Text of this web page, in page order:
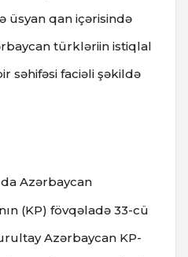
üsyan qan içərisində
türkləriin istiqlal
səhifəsi faciəli şəkildə
Azərbaycan
(KP) fövqəladə 33-cü
Azərbaycan KP-